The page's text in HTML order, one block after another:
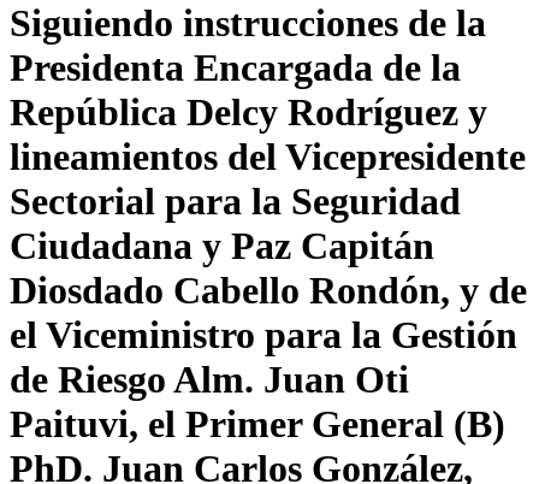
Siguiendo instrucciones de la
Presidenta Encargada de la
República Delcy Rodríguez y
lineamientos del Vicepresidente
Sectorial para la Seguridad
Ciudadana y Paz Capitán
Diosdado Cabello Rondón, y de
el Viceministro para la Gestión
de Riesgo Alm. Juan Oti
Paituvi, el Primer General (B)
PhD. Juan Carlos González,